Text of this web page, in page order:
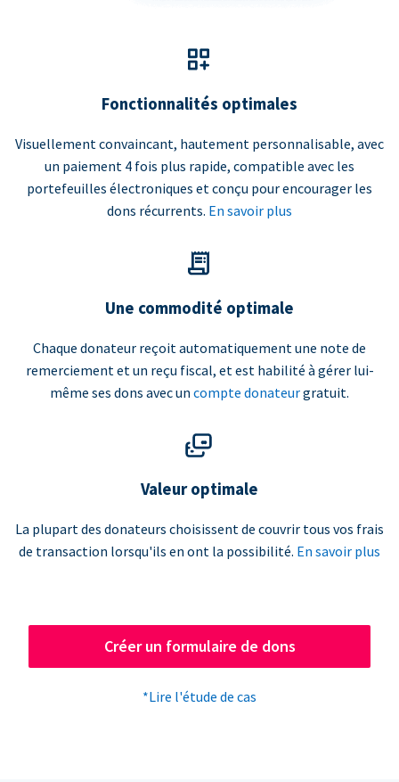
Fonctionnalités optimales
Visuellement convaincant, hautement personnalisable, avec
un paiement 4 fois plus rapide, compatible avec les
portefeuilles électroniques et conçu pour encourager les
dons récurrents. En savoir plus
Une commodité optimale
Chaque donateur reçoit automatiquement une note de
remerciement et un reçu fiscal, et est habilité à gérer lui-
même ses dons avec un compte donateurgratuit.
Valeur optimale
La plupart des donateurs choisissent de couvrir tous vos frais
de transaction lorsqu'ils en ont la possibilité. En savoir plus
Créer un formulaire de dons
*Lire l'étude de cas